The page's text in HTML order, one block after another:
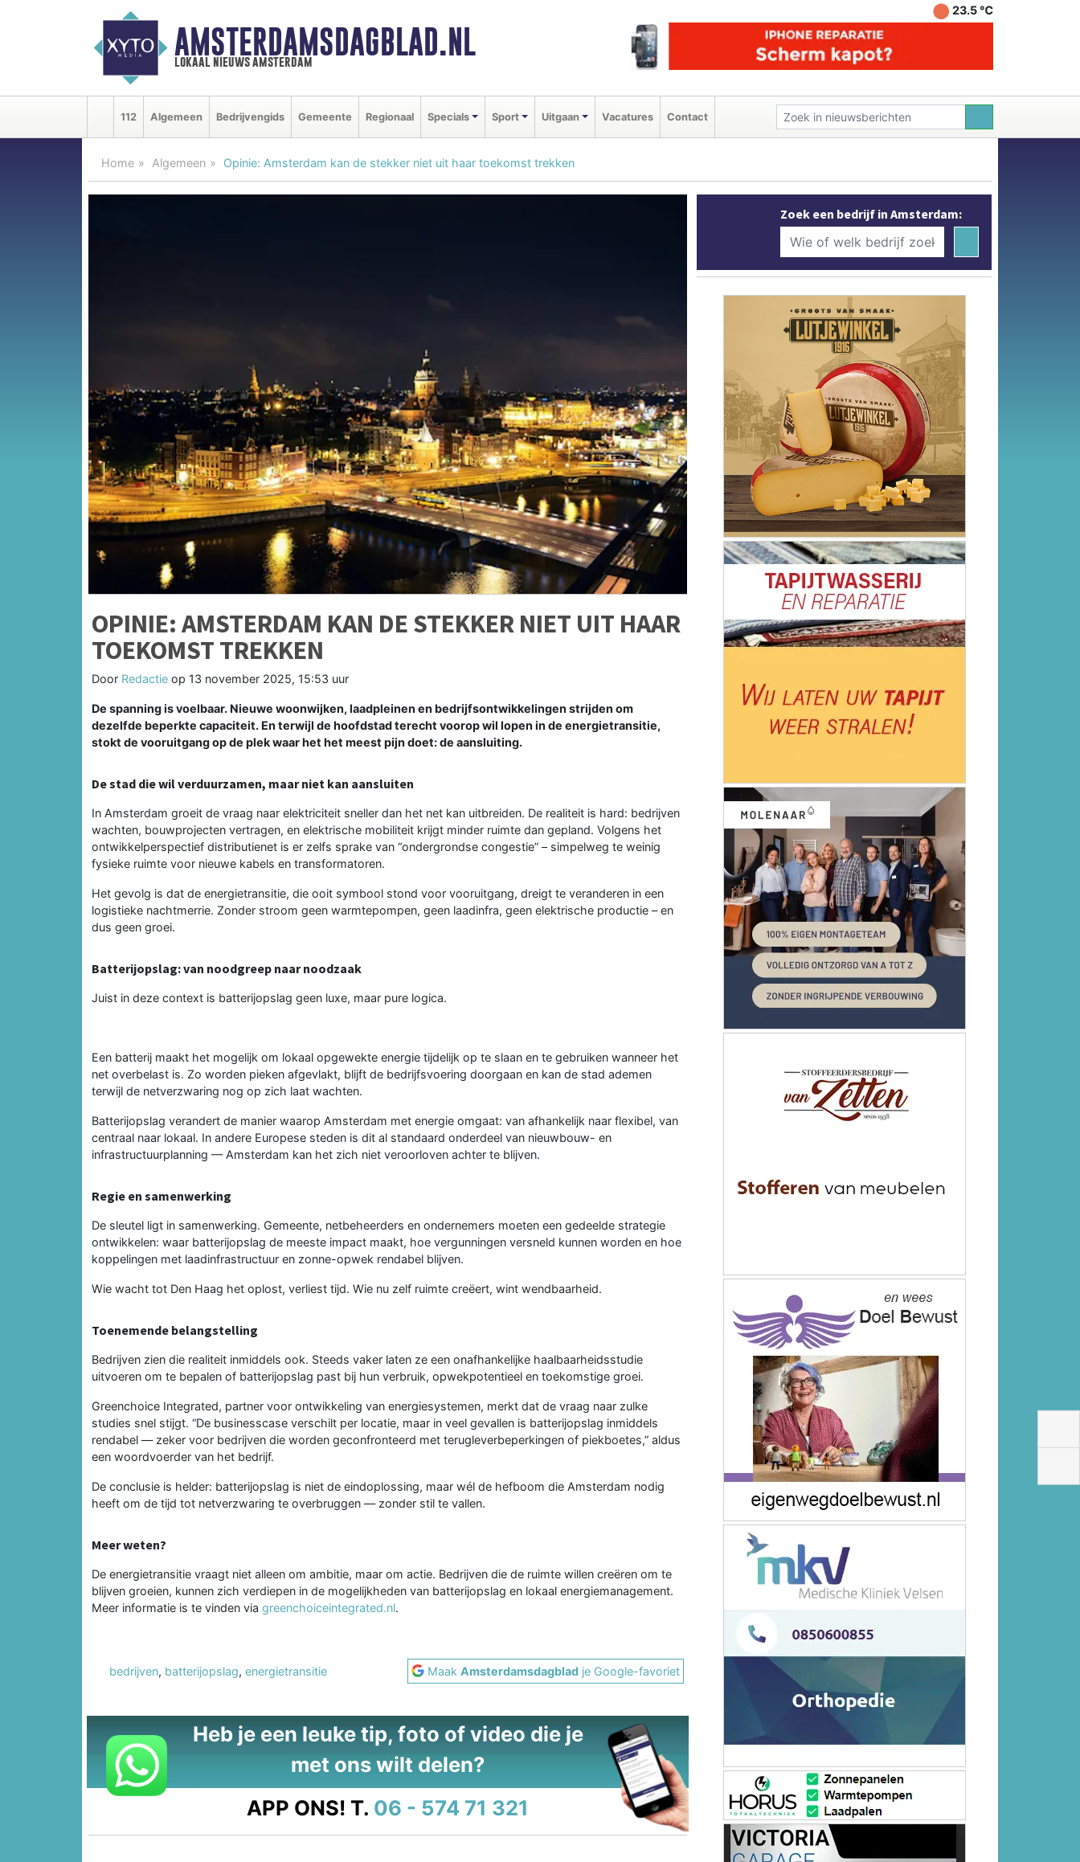
AMSTERDAMSDAGBLAD.NL
lokaal nieuws amsterdam
23.5 ℃
112 Algemeen Bedrijvengids Gemeente Regionaal Specials Sport Uitgaan Vacatures Contact
Home Algemeen Opinie: Amsterdam kan de stekker niet uit haar toekomst trekken
OPINIE: AMSTERDAM KAN DE STEKKER NIET UIT HAAR
TOEKOMST TREKKEN
Door Redactie op 13 november 2025, 15:53 uur
De spanning is voelbaar. Nieuwe woonwijken, laadpleinen en bedrijfsontwikkelingen strijden om
dezelfde beperkte capaciteit. En terwijl de hoofdstad terecht voorop wil lopen in de energietransitie,
stokt de vooruitgang op de plek waar het het meest pijn doet: de aansluiting.
De stad die wil verduurzamen, maar niet kan aansluiten
In Amsterdam groeit de vraag naar elektriciteit sneller dan het net kan uitbreiden. De realiteit is hard: bedrijven
wachten, bouwprojecten vertragen, en elektrische mobiliteit krijgt minder ruimte dan gepland. Volgens het
ontwikkelperspectief distributienet is er zelfs sprake van “ondergrondse congestie” – simpelweg te weinig
fysieke ruimte voor nieuwe kabels en transformatoren.
Het gevolg is dat de energietransitie, die ooit symbool stond voor vooruitgang, dreigt te veranderen in een
logistieke nachtmerrie. Zonder stroom geen warmtepompen, geen laadinfra, geen elektrische productie – en
dus geen groei.
Batterijopslag: van noodgreep naar noodzaak
Juist in deze context is batterijopslag geen luxe, maar pure logica.
Een batterij maakt het mogelijk om lokaal opgewekte energie tijdelijk op te slaan en te gebruiken wanneer het
net overbelast is. Zo worden pieken afgevlakt, blijft de bedrijfsvoering doorgaan en kan de stad ademen
terwijl de netverzwaring nog op zich laat wachten.
Batterijopslag verandert de manier waarop Amsterdam met energie omgaat: van afhankelijk naar flexibel, van
centraal naar lokaal. In andere Europese steden is dit al standaard onderdeel van nieuwbouw- en
infrastructuurplanning — Amsterdam kan het zich niet veroorloven achter te blijven.
Regie en samenwerking
De sleutel ligt in samenwerking. Gemeente, netbeheerders en ondernemers moeten een gedeelde strategie
ontwikkelen: waar batterijopslag de meeste impact maakt, hoe vergunningen versneld kunnen worden en hoe
koppelingen met laadinfrastructuur en zonne-opwek rendabel blijven.
Wie wacht tot Den Haag het oplost, verliest tijd. Wie nu zelf ruimte creëert, wint wendbaarheid.
Toenemende belangstelling
Bedrijven zien die realiteit inmiddels ook. Steeds vaker laten ze een onafhankelijke haalbaarheidsstudie
uitvoeren om te bepalen of batterijopslag past bij hun verbruik, opwekpotentieel en toekomstige groei.
Greenchoice Integrated, partner voor ontwikkeling van energiesystemen, merkt dat de vraag naar zulke
studies snel stijgt. “De businesscase verschilt per locatie, maar in veel gevallen is batterijopslag inmiddels
rendabel — zeker voor bedrijven die worden geconfronteerd met terugleverbeperkingen of piekboetes,” aldus
een woordvoerder van het bedrijf.
De conclusie is helder: batterijopslag is niet de eindoplossing, maar wél de hefboom die Amsterdam nodig
heeft om de tijd tot netverzwaring te overbruggen — zonder stil te vallen.
Meer weten?
De energietransitie vraagt niet alleen om ambitie, maar om actie. Bedrijven die de ruimte willen creëren om te
blijven groeien, kunnen zich verdiepen in de mogelijkheden van batterijopslag en lokaal energiemanagement.
Meer informatie is te vinden via greenchoiceintegrated.nl.
bedrijven, batterijopslag, energietransitie MaakAmsterdamsdagblad je Google-favoriet
Heb je een leuke tip, foto of video die je
met ons wilt delen?
APP ONS! T. 06 - 574 71 321
Zoek een bedrijf in Amsterdam: